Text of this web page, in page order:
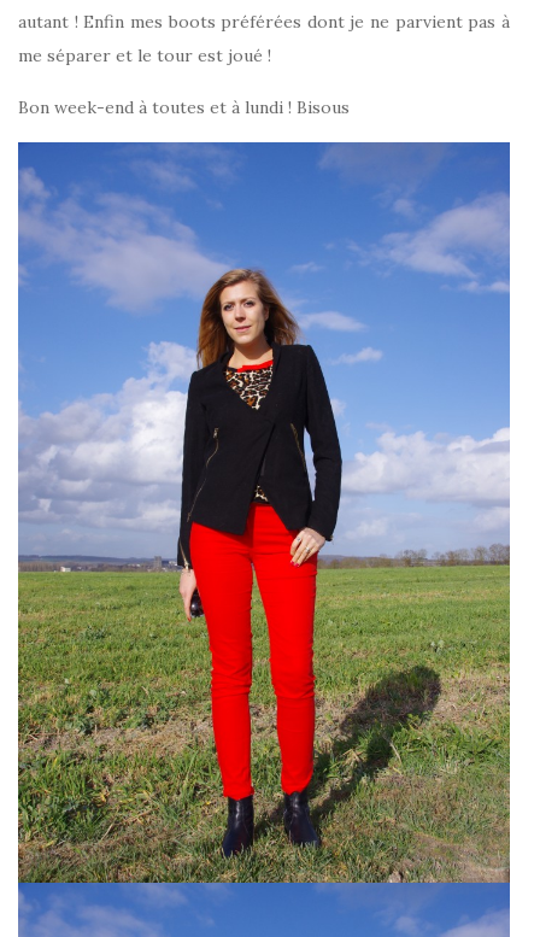
autant ! Enfin mes boots préférées dont je ne parvient pas à
me séparer et le tour est joué !
Bon week-end à toutes et à lundi ! Bisous